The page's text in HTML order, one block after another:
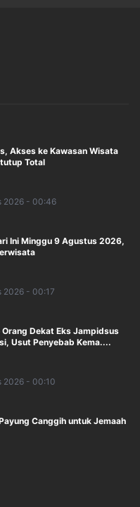
Akses ke Kawasan Wisata
Total
2026 - 00:46
Ini Minggu 9 Agustus 2026,
2026 - 00:17
Dekat Eks Jampidsus
Usut Penyebab Kema....
2026 - 00:10
Canggih untuk Jemaah